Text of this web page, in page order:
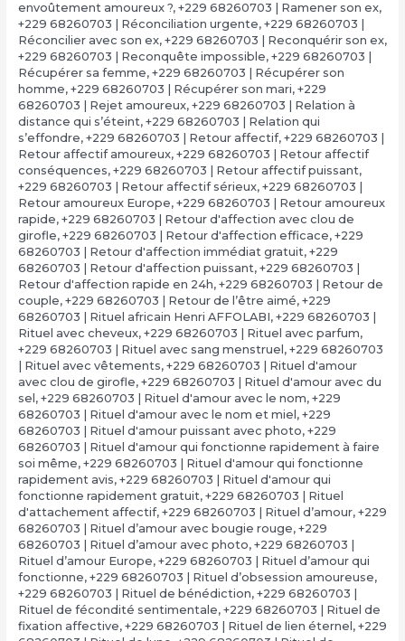
envoûtement amoureux ?, +229 68260703 | Ramener son ex,
+229 68260703 | Réconciliation urgente, +229 68260703 |
Réconcilier avec son ex, +229 68260703 | Reconquérir son ex,
+229 68260703 | Reconquête impossible, +229 68260703 |
Récupérer sa femme, +229 68260703 | Récupérer son
homme, +229 68260703 | Récupérer son mari, +229
68260703 | Rejet amoureux, +229 68260703 | Relation à
distance qui s’éteint, +229 68260703 | Relation qui
s’effondre, +229 68260703 | Retour affectif, +229 68260703 |
Retour affectif amoureux, +229 68260703 | Retour affectif
conséquences, +229 68260703 | Retour affectif puissant,
+229 68260703 | Retour affectif sérieux, +229 68260703 |
Retour amoureux Europe, +229 68260703 | Retour amoureux
rapide, +229 68260703 | Retour d'affection avec clou de
girofle, +229 68260703 | Retour d'affection efficace, +229
68260703 | Retour d'affection immédiat gratuit, +229
68260703 | Retour d'affection puissant, +229 68260703 |
Retour d'affection rapide en 24h, +229 68260703 | Retour de
couple, +229 68260703 | Retour de l’être aimé, +229
68260703 | Rituel africain Henri AFFOLABI, +229 68260703 |
Rituel avec cheveux, +229 68260703 | Rituel avec parfum,
+229 68260703 | Rituel avec sang menstruel , +229 68260703
| Rituel avec vêtements, +229 68260703 | Rituel d'amour
avec clou de girofle, +229 68260703 | Rituel d'amour avec du
sel , +229 68260703 | Rituel d'amour avec le nom, +229
68260703 | Rituel d'amour avec le nom et miel , +229
68260703 | Rituel d'amour puissant avec photo, +229
68260703 | Rituel d'amour qui fonctionne rapidement à faire
soi même, +229 68260703 | Rituel d'amour qui fonctionne
rapidement avis, +229 68260703 | Rituel d'amour qui
fonctionne rapidement gratuit, +229 68260703 | Rituel
d'attachement affectif, +229 68260703 | Rituel d’amour, +229
68260703 | Rituel d’amour avec bougie rouge, +229
68260703 | Rituel d’amour avec photo, +229 68260703 |
Rituel d’amour Europe, +229 68260703 | Rituel d’amour qui
fonctionne, +229 68260703 | Rituel d’obsession amoureuse,
+229 68260703 | Rituel de bénédiction, +229 68260703 |
Rituel de fécondité sentimentale, +229 68260703 | Rituel de
fixation affective, +229 68260703 | Rituel de lien éternel , +229